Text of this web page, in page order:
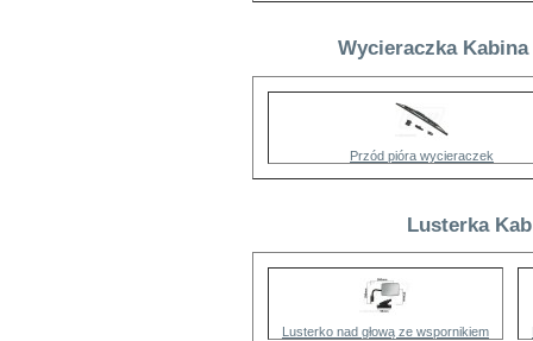
Wycieraczka
Przód pióra wycieraczek
Lusterka
Lusterko nad głową ze wspornikiem